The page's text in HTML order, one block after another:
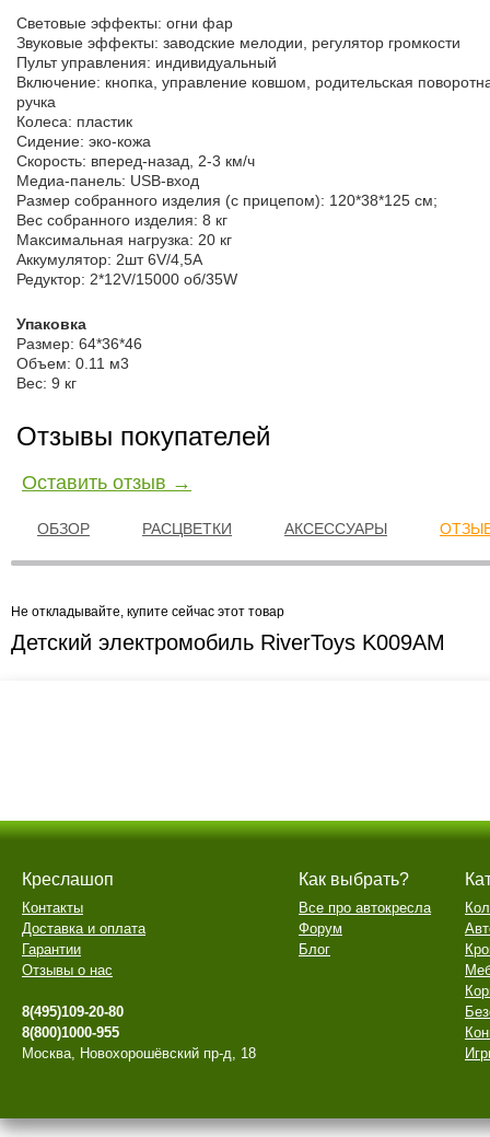
Световые эффекты: огни фар
Звуковые эффекты: заводские мелодии, регулятор громкости
Пульт управления: индивидуальный
Включение: кнопка, управление ковшом, родительская
ручка
Колеса: пластик
Сидение: эко-кожа
Скорость: вперед-назад, 2-3 км/ч
Медиа-панель: USB-вход
Размер собранного изделия (с прицепом): 120*38*125 см;
Вес собранного изделия: 8 кг
Максимальная нагрузка: 20 кг
Аккумулятор: 2шт 6V/4,5А
Редуктор: 2*12V/15000 об/35W
Упаковка
Размер: 64*36*46
Объем: 0.11 м3
Вес: 9 кг
Отзывы покупателей
Оставить отзыв →
ОБЗОР РАСЦВЕТКИ АКСЕССУАРЫ
Не откладывайте, купите сейчас этот товар
Детский электромобиль RiverToys K009AM
Креслашоп
Контакты
Доставка и оплата
Гарантии
Отзывы о нас
8(495)109-20-80
8(800)1000-955
Москва, Новохорошёвский пр-д, 18
Как выбрать?
Все про автокресла
Форум
Блог